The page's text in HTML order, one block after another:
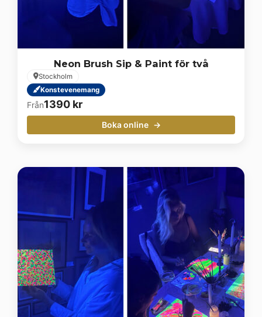
Neon Brush Sip & Paint för två
Stockholm
Konstevenemang
Från1390 kr
Boka online